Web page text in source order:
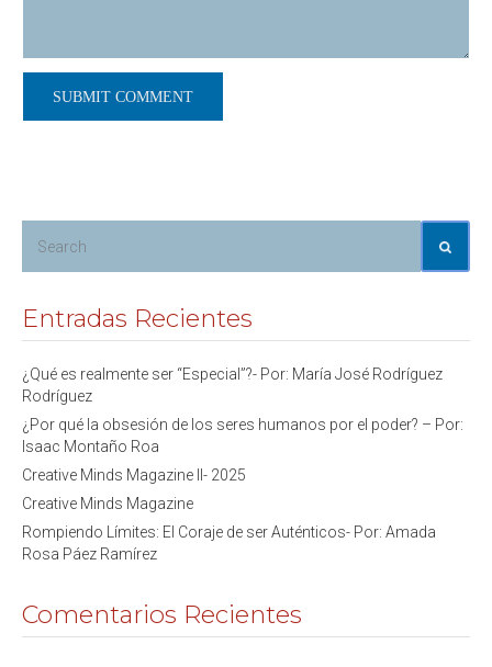
Entradas Recientes
¿Qué es realmente ser “Especial”?- Por: María José Rodríguez
Rodríguez
¿Por qué la obsesión de los seres humanos por el poder? – Por:
Isaac Montaño Roa
Creative Minds Magazine II- 2025
Creative Minds Magazine
Rompiendo Límites: El Coraje de ser Auténticos- Por: Amada
Rosa Páez Ramírez
Comentarios Recientes